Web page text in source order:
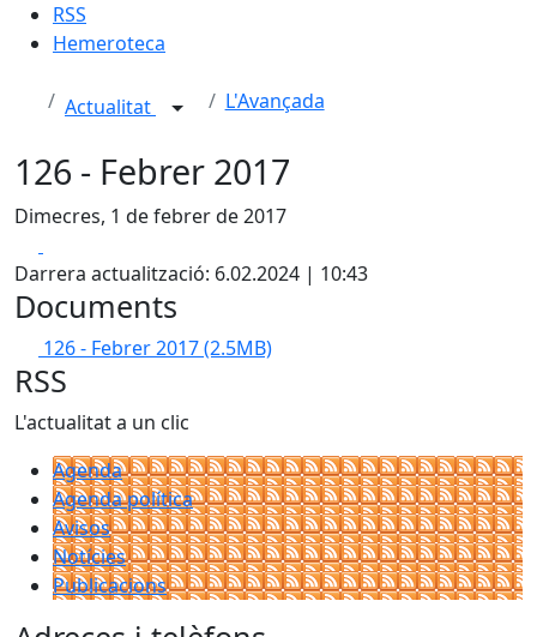
RSS
Hemeroteca
Actualitat L'Avançada
126 - Febrer 2017
Dimecres, 1 de febrer de 2017
Darrera actualització: 6.02.2024 | 10:43
Documents
126 - Febrer 2017(2.5MB)
RSS
L'actualitat a un clic
Agenda
Agenda política
Avisos
Notícies
Publicacions